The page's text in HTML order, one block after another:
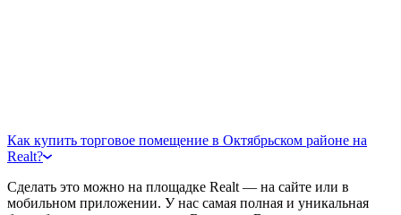
Как купить торговое помещение в Октябрьском районе на
Realt?
Сделать это можно на площадке Realt — на сайте или в
мобильном приложении. У нас самая полная и уникальная